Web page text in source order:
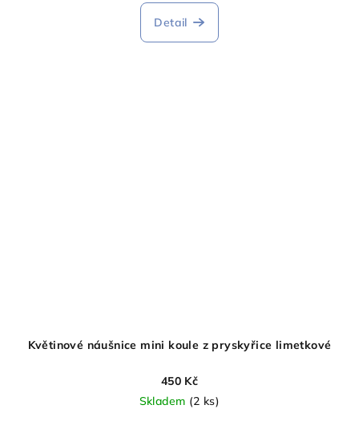
Detail
Květinové náušnice mini koule z pryskyřice limetkové
450 Kč
Skladem (2 ks)